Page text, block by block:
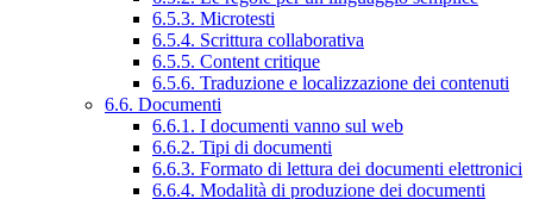
6.5.3. Microtesti
6.5.4. Scrittura collaborativa
6.5.5. Content critique
6.5.6. Traduzione e localizzazione dei contenuti
6.6. Documenti
6.6.1. I documenti vanno sul web
6.6.2. Tipi di documenti
6.6.3. Formato di lettura dei documenti elettronici
6.6.4. Modalità di produzione dei documenti